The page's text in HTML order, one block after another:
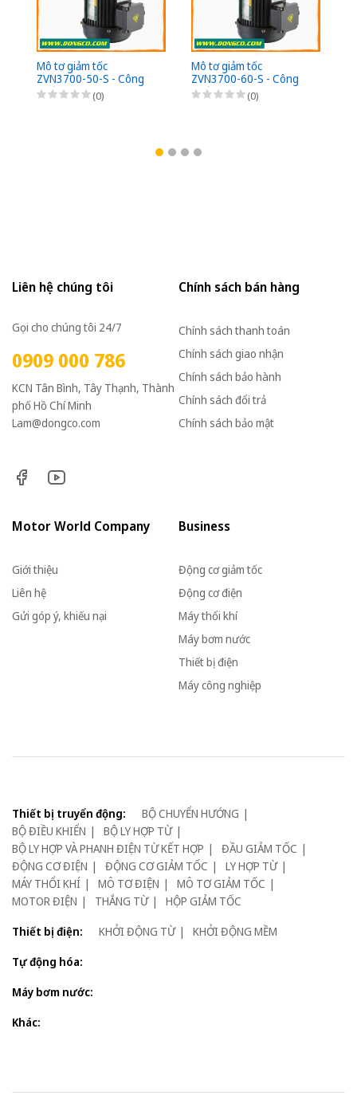
Mô tơ giảm tốc
ZVN3700-50-S - Công
suất 3700W (5HP) - 1/50
- Chân đế - 3Pha
(0)
Mô tơ giảm tốc
ZVN3700-60-S - Công
suất 3700W (5HP) - 1/60
- Chân đế - 3Pha
(0)
Liên hệ chúng tôi
Gọi cho chúng tôi 24/7
0909 000 786
KCN Tân Bình, Tây Thạnh, Thành
phố Hồ Chí Minh
Lam@dongco.com
Chính sách bán hàng
Chính sách thanh toán
Chính sách giao nhận
Chính sách bảo hành
Chính sách đổi trả
Chính sách bảo mật
Motor World Company
Giới thiệu
Liên hệ
Gửi góp ý, khiếu nại
Business
Động cơ giảm tốc
Động cơ điện
Máy thổi khí
Máy bơm nước
Thiết bị điện
Máy công nghiệp
Thiết bị truyển động:
BỘ CHUYỂN HƯỚNG
BỘ ĐIỀU KHIỂN
BỘ LY HỢP TỪ
BỘ LY HỢP VÀ PHANH ĐIỆN TỪ KẾT HỢP
ĐẦU GIẢM TỐC
ĐỘNG CƠ ĐIỆN
ĐỘNG CƠ GIẢM TỐC
LY HỢP TỪ
MÁY THỔI KHÍ
MÔ TƠ ĐIỆN
MÔ TƠ GIẢM TỐC
MOTOR ĐIỆN
THẮNG TỪ
HỘP GIẢM TỐC
Thiết bị điện:
KHỞI ĐỘNG TỪ
KHỞI ĐỘNG MỀM
Tự động hóa:
Máy bơm nước:
Khác: